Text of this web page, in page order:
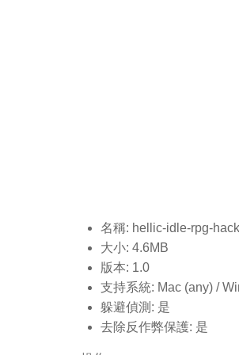
名稱: hellic-idle-rpg-
大小: 4.6MB
版本: 1.0
支持系統: Mac (any) /
躲避偵測: 是
去除反作弊保護: 是